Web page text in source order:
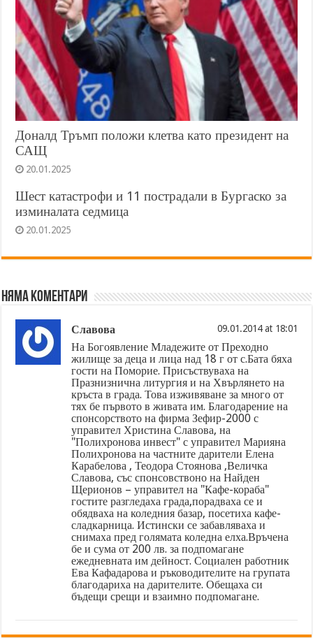
Доналд Тръмп положи клетва като президент на
САЩ
20.01.2025
Шест катастрофи и 11 пострадали в Бургаско за
изминалата седмица
20.01.2025
Няма коментари
Славова 09.01.2014 at 18:01
На Богоявление Младежите от Преходно
жилище за деца и лица над 18 г от с.Бата бяха
гости на Поморие. Присъствуваха на
Празнизнична литургия и на Хвърлянето на
кръста в града. Това изживяване за много от
тях бе първото в живата им. Благодарение на
спонсорството на фирма Зефир-2000 с
управител Христина Славова, на
"Полихронова инвест" с управител Марияна
Полихронова на частните дарители Елена
Карабелова , Теодора Стоянова ,Величка
Славова, със спонсовствоно на Найден
Щерионов – управител на "Кафе-кораба"
гостите разгледаха града,порадваха се и
обядваха на коледния базар, посетиха кафе-
сладкарница. Истински се забавляваха и
снимаха пред голямата коледна елха.Връчена
бе и сума от 200 лв. за подпомагане
ежедневната им дейност. Социален работник
Ева Кафадарова и ръководителите на групата
благодариха на дарителите. Обещаха си
бъдещи срещи и взаимно подпомагане.